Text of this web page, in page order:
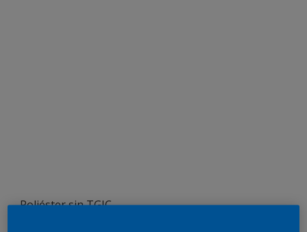
Poliéster sin TGIC